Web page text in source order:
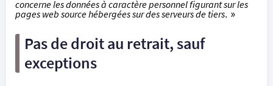
concerne les données à caractère personnel figurant sur les
pages web source hébergées sur des serveurs de tiers. »
Pas de droit au retrait, sauf
exceptions